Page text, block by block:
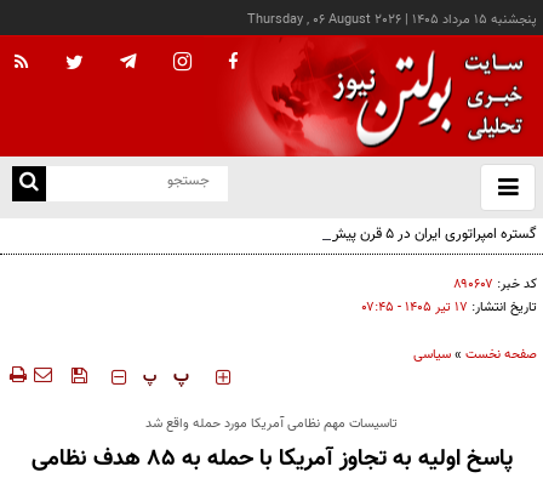
پنجشنبه ۱۵ مرداد ۱۴۰۵ |
Thursday , 06 August 2026
باز
و
گستره امپراتوری ایران در ۵ قرن پیش از میلاد؛ تصویری از ایران ۲۵ قرن پیش
کد خبر: ۸۹۰۶۰۷
تاریخ انتشار: ۱۷ تير ۱۴۰۵ - ۰۷:۴۵
صفحه نخست »سیاسی
‍‍‍ پ پ
تاسیسات مهم نظامی آمریکا مورد حمله واقع شد
پاسخ اولیه به تجاوز آمریکا با حمله به ۸۵ هدف نظامی